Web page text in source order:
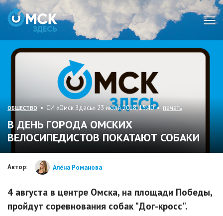
ОБЩЕСТВО • СИ «Омск Здесь» 23 июля 2018, 15:40 • печать
В ДЕНЬ ГОРОДА ОМСКИХ
ВЕЛОСИПЕДИСТОВ ПОКАТАЮТ СОБАКИ
Автор: Алёна Романова
4 августа в центре Омска, на площади Победы,
пройдут соревнования собак "Дог-кросс".